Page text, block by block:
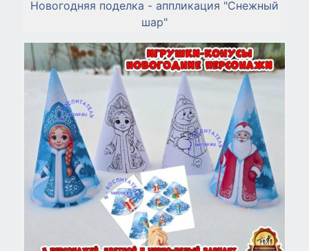
Новогодняя поделка - аппликация "Снежный
шар"